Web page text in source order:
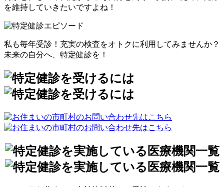
を維持していきたいですよね！
私も毎年受診！充実の検査をオトクに利用してみませんか？
未来の自分へ、特定健診を！